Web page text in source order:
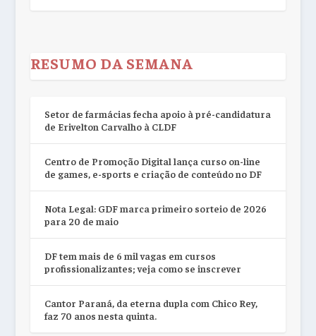
RESUMO DA SEMANA
Setor de farmácias fecha apoio à pré-candidatura
de Erivelton Carvalho à CLDF
Centro de Promoção Digital lança curso on-line
de games, e-sports e criação de conteúdo no DF
Nota Legal: GDF marca primeiro sorteio de 2026
para 20 de maio
DF tem mais de 6 mil vagas em cursos
profissionalizantes; veja como se inscrever
Cantor Paraná, da eterna dupla com Chico Rey,
faz 70 anos nesta quinta.